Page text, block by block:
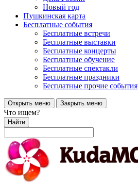
Новый год
Пушкинская карта
Бесплатные события
Бесплатные встречи
Бесплатные выставки
Бесплатные концерты
Бесплатные обучение
Бесплатные спектакли
Бесплатные праздники
Бесплатные прочие события
Открыть меню Закрыть меню
Что ищем?
Найти